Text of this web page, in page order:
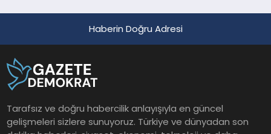
Haberin Doğru Adresi
Tarafsız ve doğru habercilik anlayışıyla en güncel
gelişmeleri sizlere sunuyoruz. Türkiye ve dünyadan son